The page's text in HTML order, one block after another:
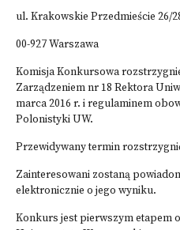
ul. Krakowskie Przedmieście 26/
00-927 Warszawa
Komisja Konkursowa
Zarządzeniem nr 18 Rektora
marca 2016 r. i regulaminem
Polonistyki UW.
Przewidywany termin
Zainteresowani zostaną
elektronicznie o jego wyniku.
Konkurs jest pierwszym etapem